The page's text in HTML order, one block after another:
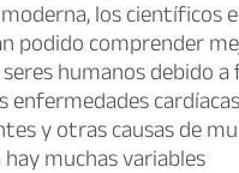
los científicos e
podido comprender
humanos debido
enfermedades
y otras causas de
muchas variables